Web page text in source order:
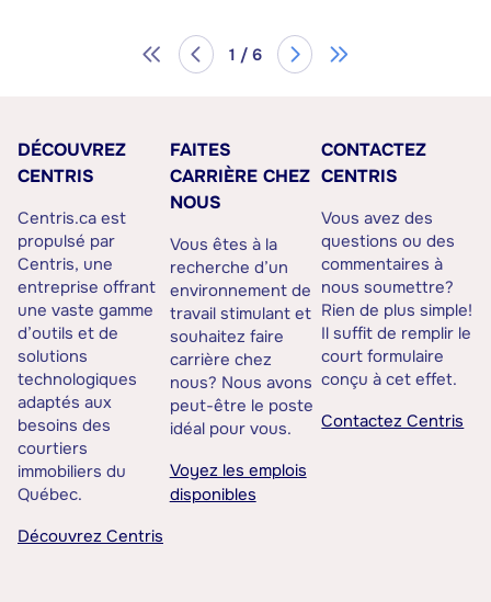
1 / 6
DÉCOUVREZ
CENTRIS
Centris.ca est
propulsé par
Centris, une
entreprise offrant
une vaste gamme
d’outils et de
solutions
technologiques
adaptés aux
besoins des
courtiers
immobiliers du
Québec.
Découvrez Centris
FAITES
CARRIÈRE CHEZ
NOUS
Vous êtes à la
recherche d’un
environnement de
travail stimulant et
souhaitez faire
carrière chez
nous? Nous avons
peut-être le poste
idéal pour vous.
Voyez les emplois
disponibles
CONTACTEZ
CENTRIS
Vous avez des
questions ou des
commentaires à
nous soumettre?
Rien de plus simple!
Il suffit de remplir le
court formulaire
conçu à cet effet.
Contactez Centris